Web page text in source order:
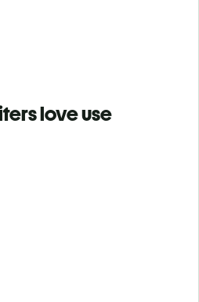
love use